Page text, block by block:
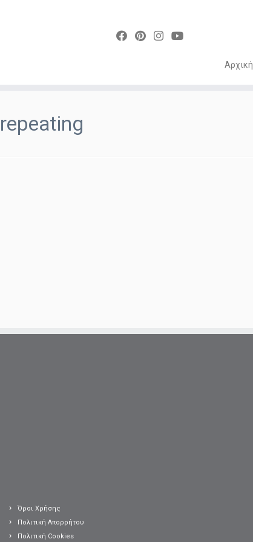
content
Αρχική
repeating
Όροι Χρήσης
Πολιτική Απορρήτου
Πολιτική Cookies